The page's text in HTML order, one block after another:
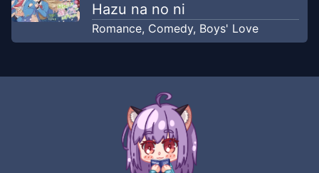
Hazu na no ni
Romance, Comedy, Boys' Love